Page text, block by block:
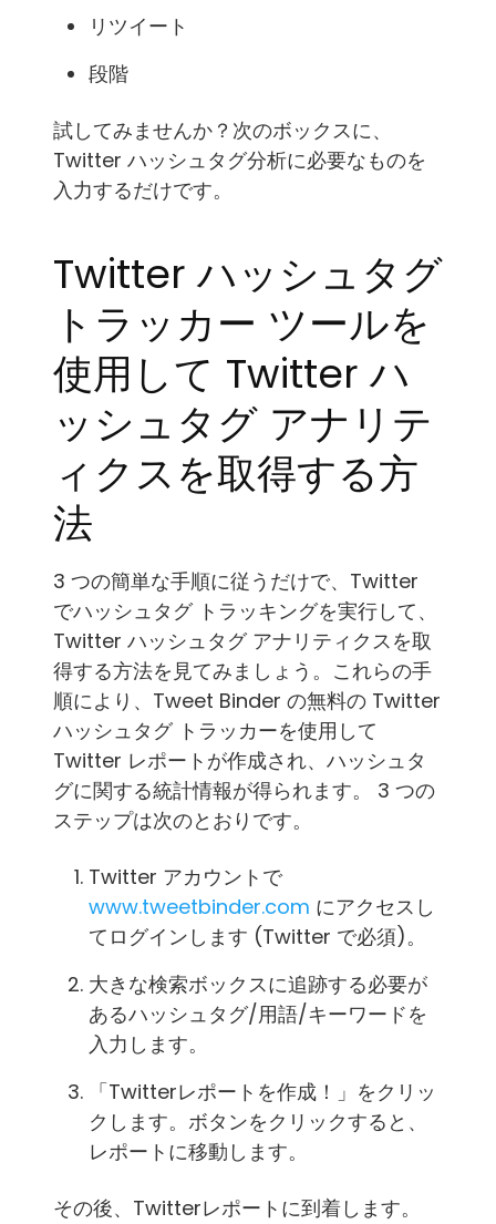
リツイート
段階
試してみませんか？次のボックスに、
Twitter ハッシュタグ分析に必要なものを
入力するだけです。
Twitter ハッシュタグ
トラッカー ツールを
使用して Twitter ハ
ッシュタグ アナリテ
ィクスを取得する方
法
3 つの簡単な手順に従うだけで、Twitter
でハッシュタグ トラッキングを実行して、
Twitter ハッシュタグ アナリティクスを取
得する方法を見てみましょう。これらの手
順により、Tweet Binder の無料の Twitter
ハッシュタグ トラッカーを使用して
Twitter レポートが作成され、ハッシュタ
グに関する統計情報が得られます。 3 つの
ステップは次のとおりです。
Twitter アカウントで
www.tweetbinder.com にアクセスし
てログインします (Twitter で必須)。
大きな検索ボックスに追跡する必要が
あるハッシュタグ/用語/キーワードを
入力します。
「Twitterレポートを作成！」をクリッ
クします。ボタンをクリックすると、
レポートに移動します。
その後、Twitterレポートに到着します。